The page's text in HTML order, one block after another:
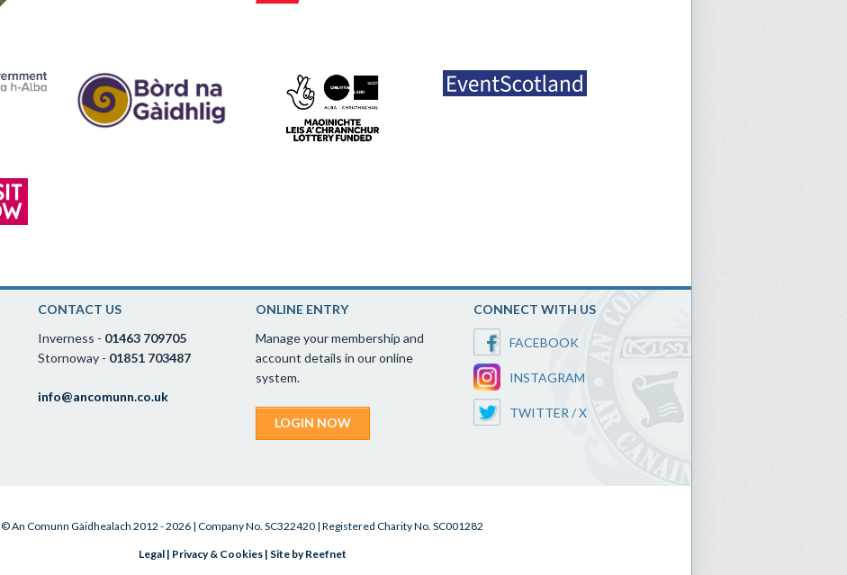
CONTACT US
Inverness - 01463 709705
Stornoway - 01851 703487
info@ancomunn.co.uk
ONLINE ENTRY
Manage your membership and
account details in our online
system.
LOGIN NOW
CONNECT WITH US
FACEBOOK
INSTAGRAM
TWITTER / X
© An Comunn Gàidhealach 2012 - 2026 | Company No. SC322420 | Registered Charity No. SC001282
Legal| Privacy & Cookies| Site by Reefnet